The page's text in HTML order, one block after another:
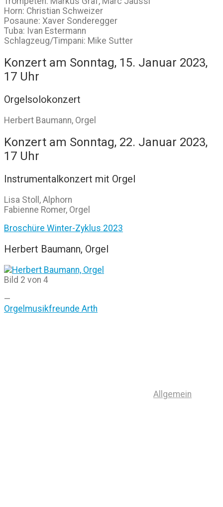
Horn: Christian Schweizer
Posaune: Xaver Sonderegger
Tuba: Ivan Estermann
Schlagzeug/Timpani: Mike Sutter
Konzert am Sonntag, 15. Januar 2023,
17 Uhr
Orgelsolokonzert
Herbert Baumann, Orgel
Konzert am Sonntag, 22. Januar 2023,
17 Uhr
Instrumentalkonzert mit Orgel
Lisa Stoll, Alphorn
Fabienne Romer, Orgel
Broschüre Winter-Zyklus 2023
Herbert Baumann, Orgel
Bild 2 von 4
—
Orgelmusikfreunde Arth
Allgemein